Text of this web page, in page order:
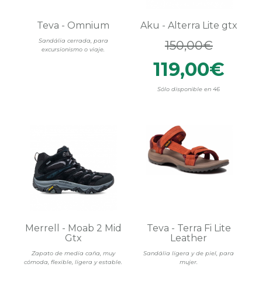
Sandália cerrada, para
excursionismo o viaje.
Teva - Omnium
Sólo disponible en 46
Aku - Alterra Lite gtx
150,00€
119,00€
Zapato de media caña, muy
cómoda, flexible, ligera y estable.
Merrell - Moab 2 Mid
Gtx
Sandália ligera y de piel, para
mujer.
Teva - Terra Fi Lite
Leather